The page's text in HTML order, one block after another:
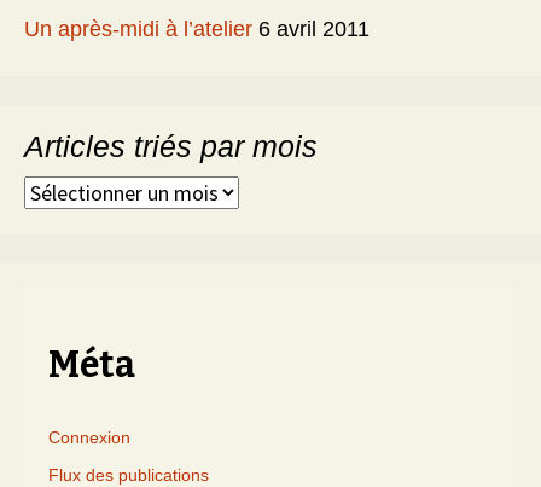
Un après-midi à l’atelier 6 avril 2011
Articles triés par mois
Articles
Méta
Connexion
Flux des publications